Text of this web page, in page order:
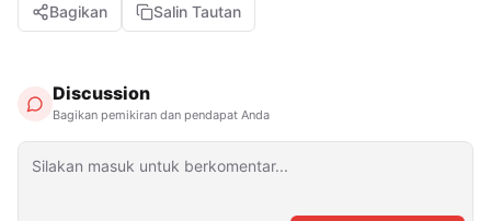
Bagikan Salin Tautan
Discussion
Bagikan pemikiran dan pendapat Anda